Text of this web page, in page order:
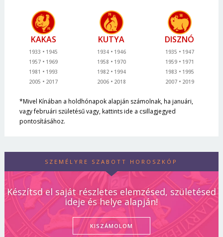
KAKAS
1933
1945
1957
1969
1981
1993
2005
2017
KUTYA
1934
1946
1958
1970
1982
1994
2006
2018
DISZNÓ
1935
1947
1959
1971
1983
1995
2007
2019
*Mivel Kínában a holdhónapok alapján számolnak, ha januári,
vagy februári születésű vagy, kattints ide a csillagjegyed
pontosításához.
SZEMÉLYRE SZABOTT HOROSZKÓP
Készítsd el saját részletes elemzésed, születésed
ideje és helye alapján!
KISZÁMOLOM